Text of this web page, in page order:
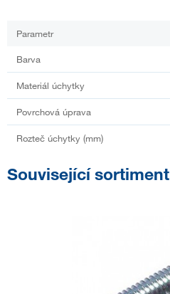
Parametr
Barva
Materiál úchytky
Povrchová úprava
Rozteč úchytky (mm)
Související sortiment